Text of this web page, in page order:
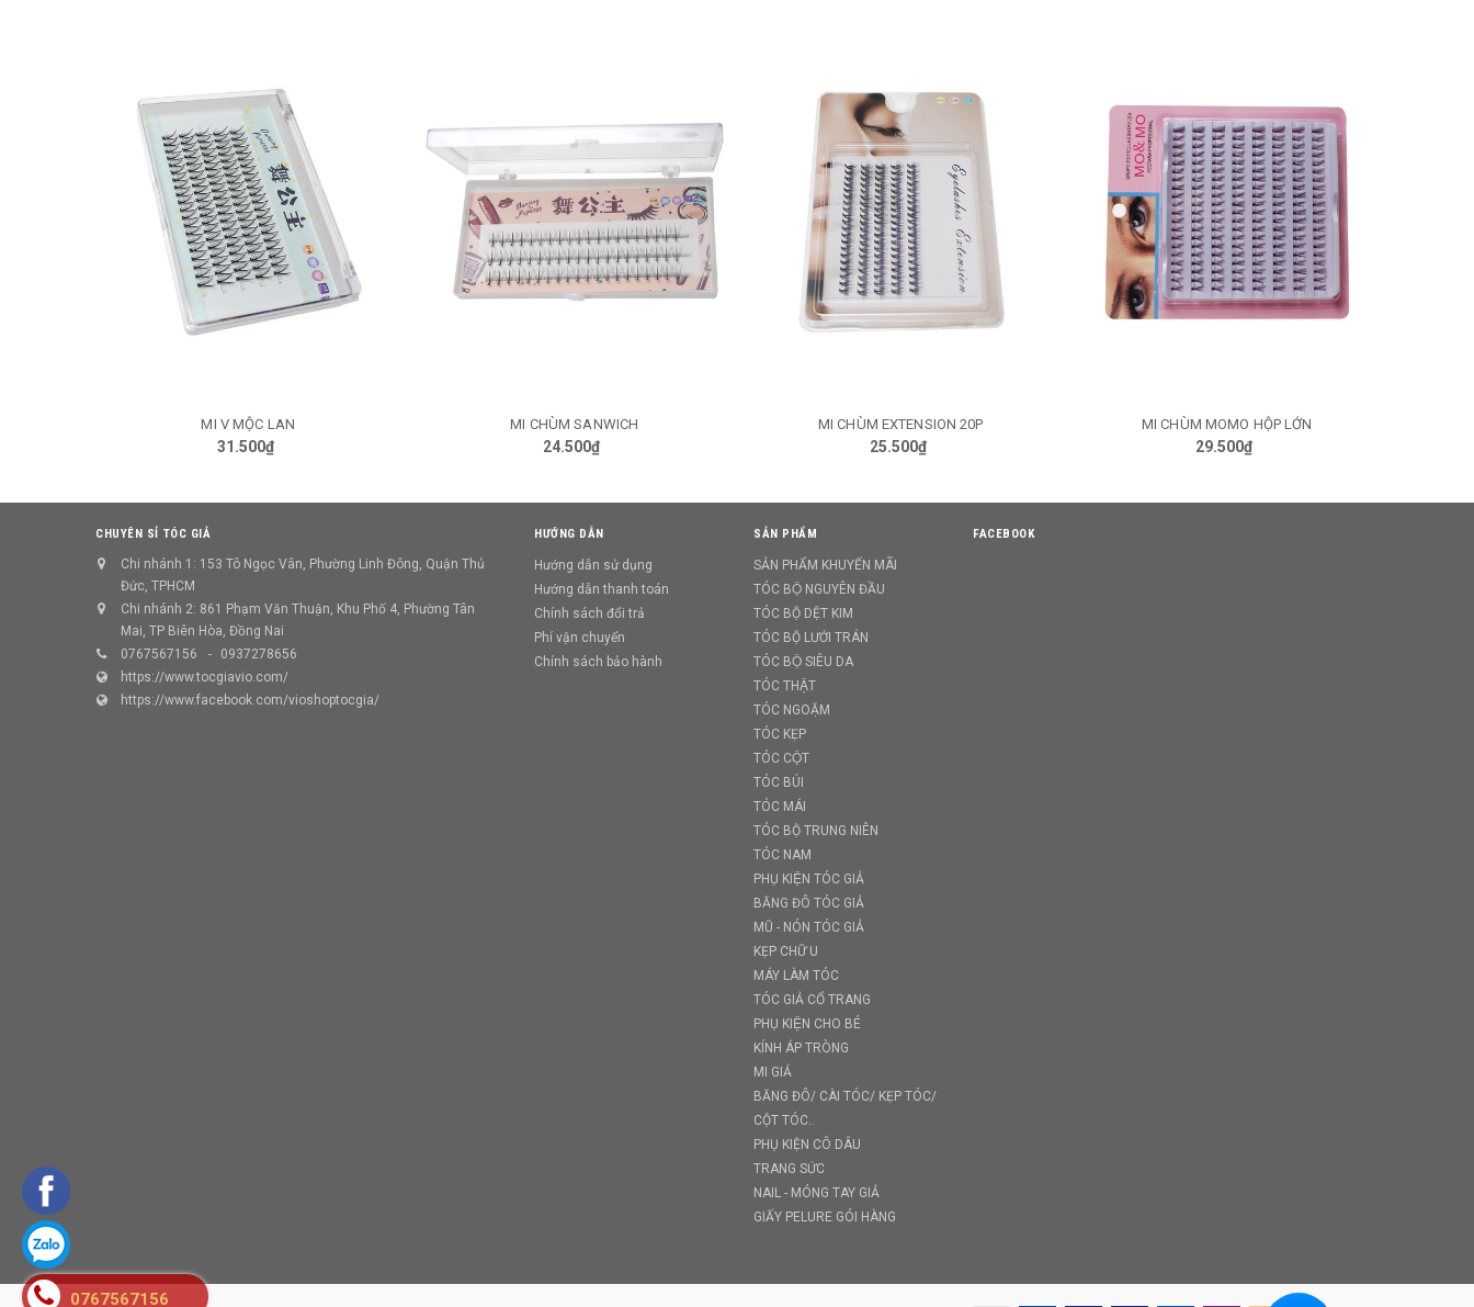
TÙY CHỌN
MI CHÙM SANWICH
24.500₫
TÙY CHỌN
MI CHÙM EXTENSION 20P
25.500₫
GIỎ HÀNG
MI CHÙM MOMO HỘP LỚN
29.500₫
TÙY CHỌN
MI HỘP HỒNG 10 CẶP
41.000₫
CHUYÊN SỈ TÓC GIẢ
Chi nhánh 1: 153 Tô Ngọc Vân, Phường Linh Đông, Quận Thủ
Đức, TPHCM
Chi nhánh 2: 861 Phạm Văn Thuận, Khu Phố 4, Phường Tân
Mai, TP Biên Hòa, Đồng Nai
0767567156
0937278656
https://www.tocgiavio.com/
https://www.facebook.com/vioshoptocgia/
HƯỚNG DẪN
Hướng dẫn sử dụng
Hướng dẫn thanh toán
Chính sách đổi trả
Phí vận chuyển
Chính sách bảo hành
SẢN PHẨM
SẢN PHẨM KHUYẾN MÃI
TÓC BỘ NGUYÊN ĐẦU
TÓC BỘ DỆT KIM
TÓC BỘ LƯỚI TRÁN
TÓC BỘ SIÊU DA
TÓC THẬT
TÓC NGOẶM
TÓC KẸP
TÓC CỘT
TÓC BÚI
TÓC MÁI
TÓC BỘ TRUNG NIÊN
TÓC NAM
PHỤ KIỆN TÓC GIẢ
BĂNG ĐÔ TÓC GIẢ
MŨ - NÓN TÓC GIẢ
KẸP CHỮ U
MÁY LÀM TÓC
TÓC GIẢ CỔ TRANG
PHỤ KIỆN CHO BÉ
KÍNH ÁP TRÒNG
MI GIẢ
BĂNG ĐÔ/ CÀI TÓC/ KẸP TÓC/
CỘT TÓC..
PHỤ KIỆN CÔ DÂU
TRANG SỨC
NAIL - MÓNG TAY GIẢ
GIẤY PELURE GÓI HÀNG
FACEBOOK
0767567156